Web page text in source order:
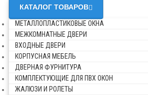
КАТАЛОГ ТОВАРОВ
МЕТАЛЛОПЛАСТИКОВЫЕ ОКНА
МЕЖКОМНАТНЫЕ ДВЕРИ
ВХОДНЫЕ ДВЕРИ
КОРПУСНАЯ МЕБЕЛЬ
ДВЕРНАЯ ФУРНИТУРА
КОМПЛЕКТУЮЩИЕ ДЛЯ ПВХ ОКОН
ЖАЛЮЗИ И РОЛЕТЫ